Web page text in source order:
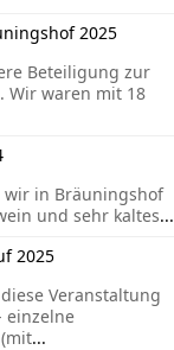
2025
Beteiligung zur
Wir waren mit 18
wir in Bräuningshof
und sehr kaltes...
2025
Veranstaltung
einzelne
...